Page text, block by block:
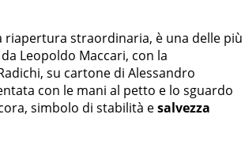
riapertura straordinaria, è una delle più
Leopoldo Maccari, con la
su cartone di Alessandro
con le mani al petto e lo sguardo
simbolo di stabilità esalvezza